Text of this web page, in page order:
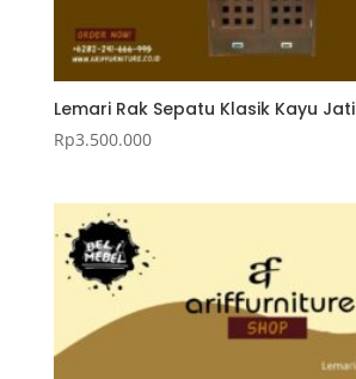
Lemari Rak Sepatu Klasik Kayu Jati
Rp3.500.000